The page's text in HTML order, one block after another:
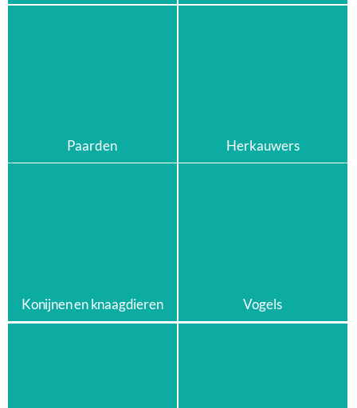
Paarden Herkauwers
Konijnen en knaagdieren Vogels